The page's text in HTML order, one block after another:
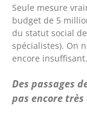
Seule mesure
budget de 5
du statut social
spécialistes). On
encore insuffisant.
Des passages
pas encore